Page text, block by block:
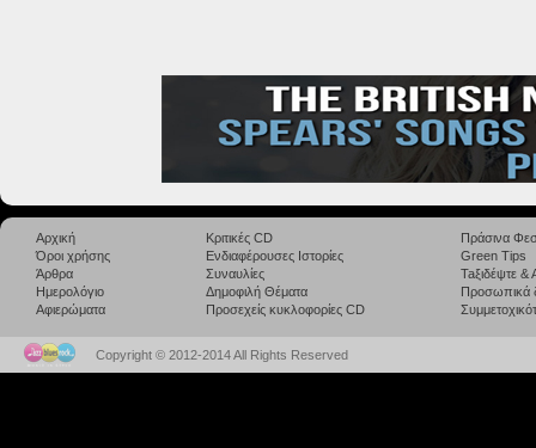
Αρχική
Όροι χρήσης
Άρθρα
Ημερολόγιο
Αφιερώματα
Κριτικές CD
Ενδιαφέρουσες Ιστορίες
Συναυλίες
Δημοφιλή Θέματα
Προσεχείς κυκλοφορίες CD
Πράσινα
Green Tips
Taξιδέψτε
Προσωπικά
Copyright © 2012-2014 All Rights Reserved